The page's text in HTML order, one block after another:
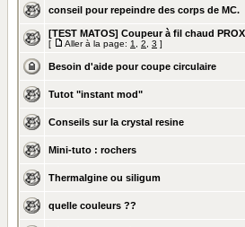
conseil pour repeindre des corps de MC.
[TEST MATOS] Coupeur à fil chaud
[ Aller à la page: 1 2 3 ]
Besoin d'aide pour coupe circulaire
Tutot "instant mod"
Conseils sur la crystal resine
Mini-tuto : rochers
Thermalgine ou siligum
quelle couleurs ??